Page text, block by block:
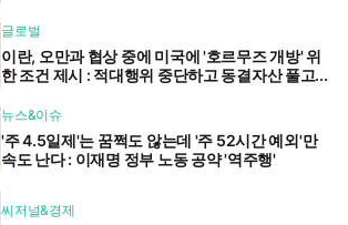
글로벌
이란, 오만과 협상 중에 미국에 '호르무즈 개방' 위
한 조건 제시 : 적대행위 중단하고 동결자산 풀고...
뉴스&이슈
'주 4.5일제'는 꿈쩍도 않는데 '주 52시간 예외'만
속도 난다 : 이재명 정부 노동 공약 '역주행'
씨저널&경제